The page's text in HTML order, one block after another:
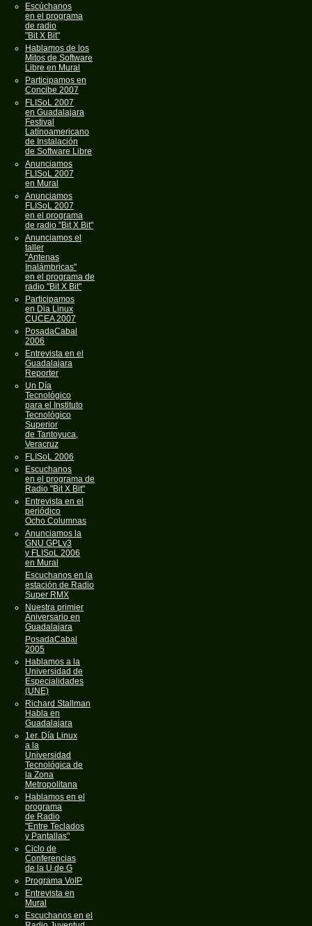
Escúchanos
en el programa
de radio
"Bit X Bit"
Hablamos de los
Mitos de Software
Libre en Mural
Participamos en
Concibe 2007
FLISoL 2007
en Guadalajara
Festival
Latínoamericano
de Instalación
de Software Libre
Anunciamos
FLISoL 2007
en Mural
Anunciamos
FLISoL 2007
en el programa
de radio "Bit X Bit"
Anunciamos el
taller
"Antenas
Inalámbricas"
en el programa de
radio "Bit X Bit"
Participamos
en Dia Linux
CUCEA 2007
PosadaCabal
2006
Entrevista en el
Guadalajara
Reporter
Un Día
Tecnológico
para el Instituto
Tecnológico
Superior
de Tantoyuca,
Veracruz
FLISoL 2006
Escuchanos
en el programa de
Radio "Bit X Bit"
Entrevista en el
periódico
Ocho Columnas
Anunciamos la
GNU GPLv3
y FLISoL 2006
en Mural
Escuchanos en la
estación de Radio
Super RMX
Nuestra primier
Aniversario en
Guadalajara
PosadaCabal
2005
Hablamos a la
Universidad de
Especialidades
(UNE)
Richard Stallman
Habla en
Guadalajara
1er. Día Linux
a la
Universidad
Tecnológica de
la Zona
Metropolitana
Hablamos en el
programa
de Radio
"Entre Teclados
y Pantallas"
Ciclo de
Conferencias
de la U de G
Programa VoIP
Entrevista en
Mural
Escuchanos en el